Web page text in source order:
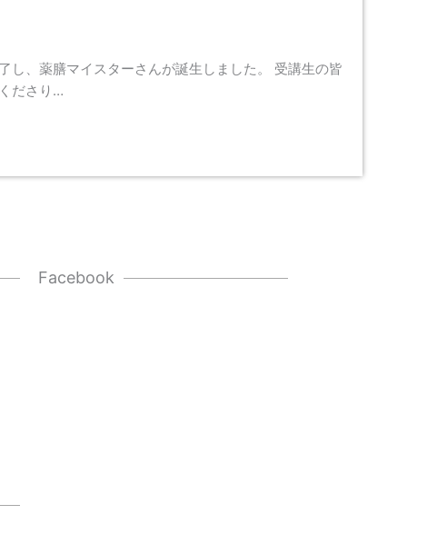
、薬膳マイスターさんが誕生しました。 受講生の皆
ださり…
Facebook